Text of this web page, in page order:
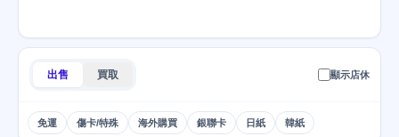
出售 買取 顯示店休
免運 傷卡/特殊 海外購買 銀聯卡 日紙 韓紙